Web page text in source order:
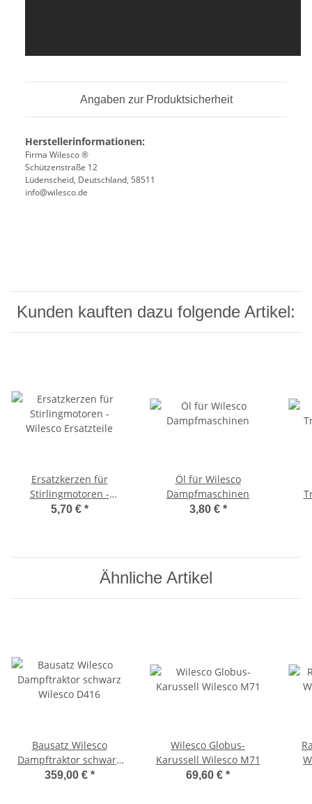
Angaben zur Produktsicherheit
Herstellerinformationen:
Firma Wilesco ®
Schützenstraße 12
Lüdenscheid, Deutschland, 58511
info@wilesco.de
Kunden kauften dazu folgende Artikel:
Ersatzkerzen für
Stirlingmotoren -
Wilesco Ersatzteile
5,70 € *
Öl für Wilesco
Dampfmaschinen
3,80 € *
Ähnliche Artikel
Bausatz Wilesco
Dampftraktor schwarz
Wilesco D416
359,00 € *
Wilesco Globus-
Karussell Wilesco M71
69,60 € *